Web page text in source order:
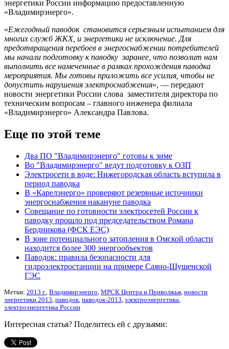
энергетики России информацию предоставленную
«Владимирэнерго».
«Ежегодный паводок становится серьезным испытанием для
многих служб ЖКХ, и энергетики не исключение. Для
предотвращения перебоев в энергоснабжении потребителей
мы начали подготовку к паводку заранее, что позволит нам
выполнить все намеченные в рамках прохождения паводка
мероприятия. Мы готовы приложить все усилия, чтобы не
допустить нарушения электроснабжения», — передают
новости энергетики России слова заместителя директора по
техническим вопросам – главного инженера филиала
«Владимирэнерго» Александра Павлова.
Еще по этой теме
Два ПО "Владимирэнерго" готовы к зиме
Во "Владимирэнерго" ведут подготовку к ОЗП
Электросети в воде: Нижегородская область вступила в
период паводка
В «Карелэнерго» проверяют резервные источники
энергоснабжения накануне паводка
Совещание по готовности электросетей России к
паводку прошло под председательством Романа
Бердникова (ФСК ЕЭС)
В зоне потенциального затопления в Омской области
находится более 300 энергообъектов
Паводок: правила безопасности для
гидроэлектростанции на примере Саяно-Шушенской
ГЭС
Метки: 2013 г. Владимирэнерго МРСК Центра и Приволжья новости
энергетики 2013 паводок паводок-2013 электроэнергетика
электроэнергетика России
Интересная статья? Поделитесь ей с друзьями: